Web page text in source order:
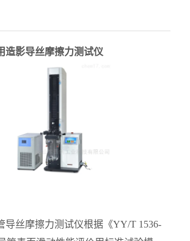
造影导丝摩擦力测试仪
导丝摩擦力测试仪根据《YY/T 1536-